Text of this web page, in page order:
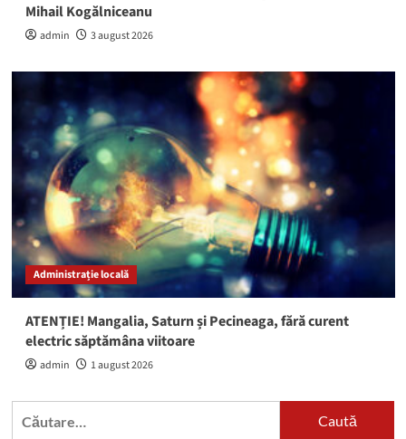
Mihail Kogălniceanu
admin 3 august 2026
Administrație locală
ATENȚIE! Mangalia, Saturn și Pecineaga, fără curent
electric săptămâna viitoare
admin 1 august 2026